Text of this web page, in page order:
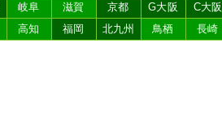
岐阜 滋賀 京都 G大阪 C大阪
高知 福岡 北九州 鳥栖 長崎